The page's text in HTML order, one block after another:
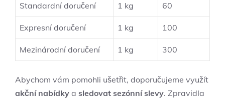
Standardní doručení 1 kg 60
Expresní doručení 1 kg 100
Mezinárodní doručení 1 kg 300
Abychom vám pomohli ušetřit, doporučujeme využít
akční nabídky a sledovat sezónní slevy. Zpravidla